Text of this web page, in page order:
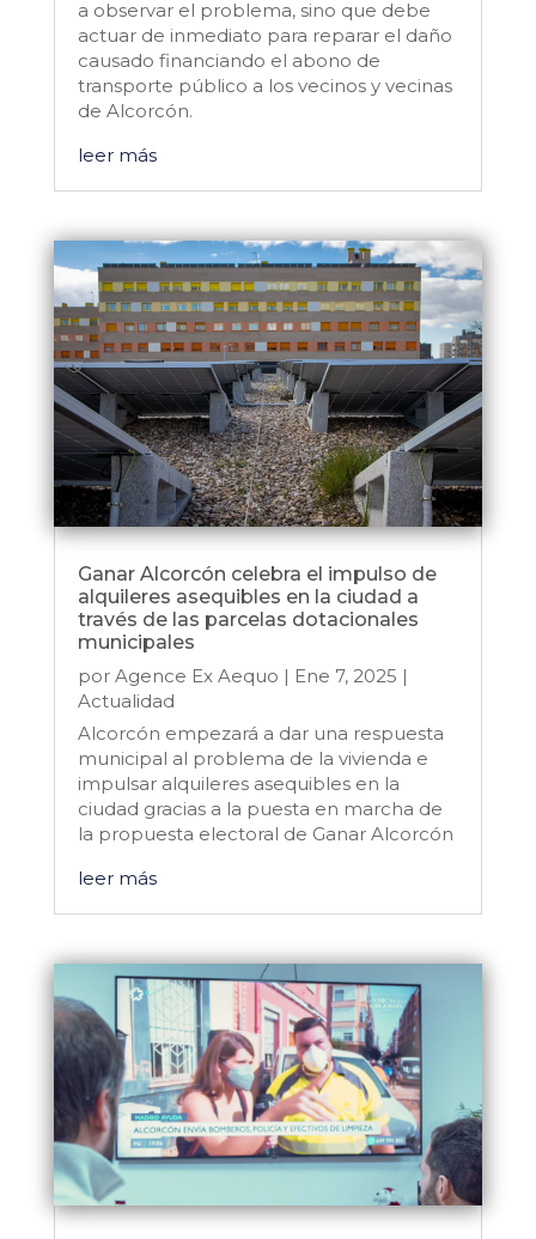
a observar el problema, sino que debe
actuar de inmediato para reparar el daño
causado financiando el abono de
transporte público a los vecinos y vecinas
de Alcorcón.
leer más
Ganar Alcorcón celebra el impulso de
alquileres asequibles en la ciudad a
través de las parcelas dotacionales
municipales
por Agence Ex Aequo | Ene 7, 2025 |
Actualidad
Alcorcón empezará a dar una respuesta
municipal al problema de la vivienda e
impulsar alquileres asequibles en la
ciudad gracias a la puesta en marcha de
la propuesta electoral de Ganar Alcorcón
leer más